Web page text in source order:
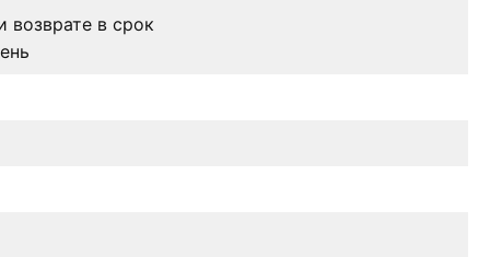
в срок